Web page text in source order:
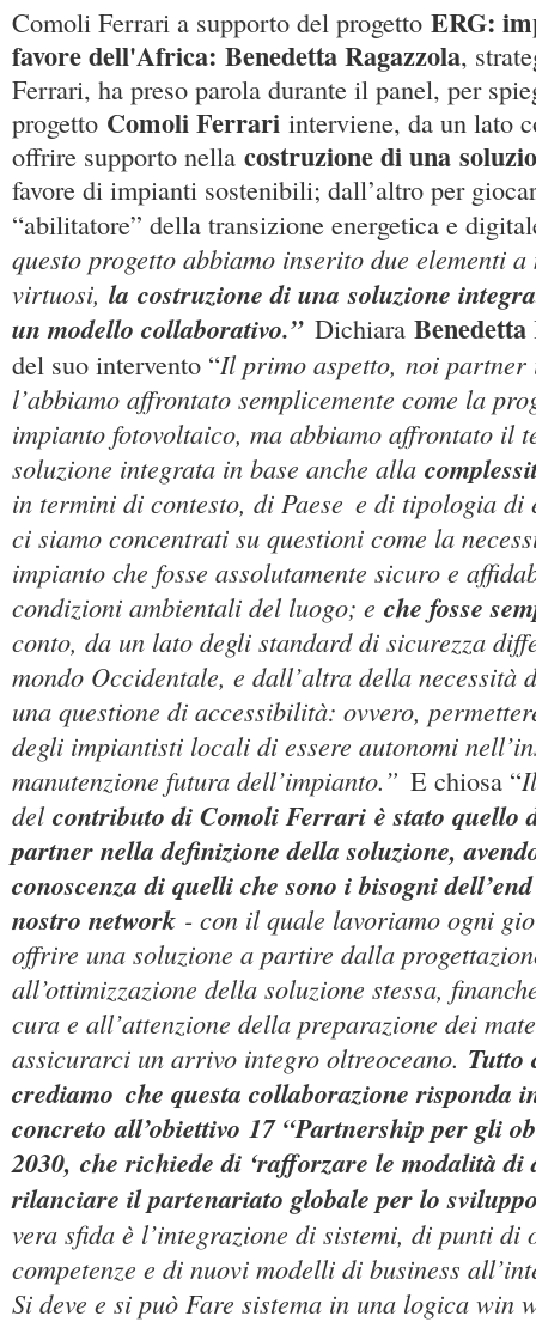
Comoli Ferrari a supporto del progetto ERG:
favore dell'Africa: Benedetta Ragazzola,
Ferrari, ha preso parola durante il panel, per
progetto Comoli Ferrari interviene, da un lato
offrire supporto nella costruzione di una
favore di impianti sostenibili; dall’altro per
“abilitatore” della transizione energetica e
questo progetto abbiamo inserito due elementi
virtuosi, la costruzione di una soluzione
un modello collaborativo.” Dichiara Benedetta
del suo intervento “Il primo aspetto, noi
l’abbiamo affrontato semplicemente come la
impianto fotovoltaico, ma abbiamo affrontato il
soluzione integrata in base anche alla
in termini di contesto, di Paese e di tipologia di
ci siamo concentrati su questioni come la
impianto che fosse assolutamente sicuro e
condizioni ambientali del luogo; e che fosse
conto, da un lato degli standard di sicurezza
mondo Occidentale, e dall’altra della necessità
una questione di accessibilità: ovvero,
degli impiantisti locali di essere autonomi
manutenzione futura dell’impianto.” E chiosa “
del contributo di Comoli Ferrari è stato quello
partner nella definizione della soluzione,
conoscenza di quelli che sono i bisogni
nostro network - con il quale lavoriamo ogni
offrire una soluzione a partire dalla
all’ottimizzazione della soluzione stessa,
cura e all’attenzione della preparazione dei
assicurarci un arrivo integro oltreoceano. Tutto
crediamo che questa collaborazione risponda
concreto all’obiettivo 17 “Partnership per gli
2030, che richiede di ‘rafforzare le modalità di
rilanciare il partenariato globale per lo
vera sfida è l’integrazione di sistemi, di punti di
competenze e di nuovi modelli di business
Si deve e si può Fare sistema in una logica win